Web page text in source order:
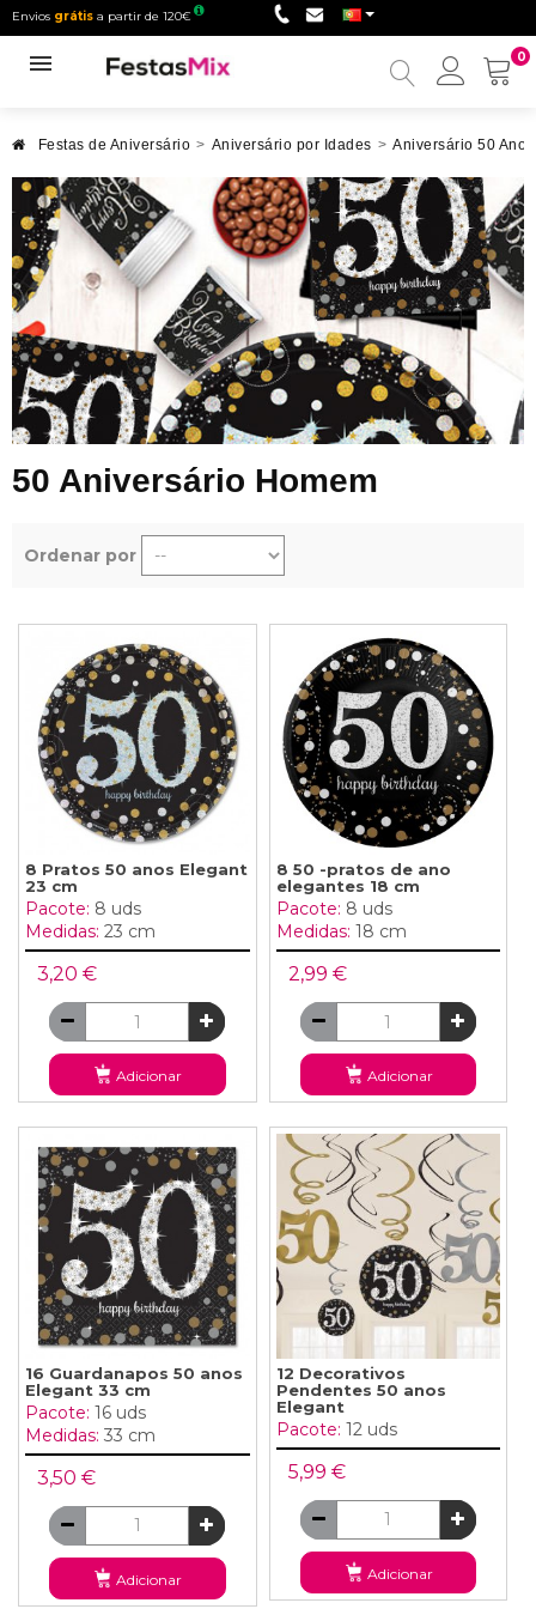
Envios grátis a partir de 120€
0
Minha
Festas de Aniversário > Aniversário por Idades > Aniversário 50 Anos
50 Aniversário Homem
Ordenar por
8 Pratos 50 anos Elegant
23 cm
Pacote: 8 uds
Medidas: 23 cm
3,20 €
Adicionar
8 50 -pratos de ano
elegantes 18 cm
Pacote: 8 uds
Medidas: 18 cm
2,99 €
Adicionar
16 Guardanapos 50 anos
Elegant 33 cm
Pacote: 16 uds
Medidas: 33 cm
3,50 €
Adicionar
12 Decorativos
Pendentes 50 anos
Elegant
Pacote: 12 uds
5,99 €
Adicionar